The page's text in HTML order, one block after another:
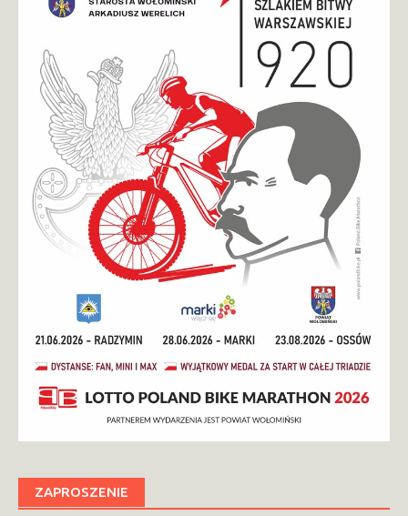
ZAPROSZENIE